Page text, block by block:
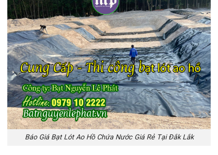
Báo Giá Bạt Lót Ao Hồ Chứa Nước Giá Rẻ Tại Đắk Lắk